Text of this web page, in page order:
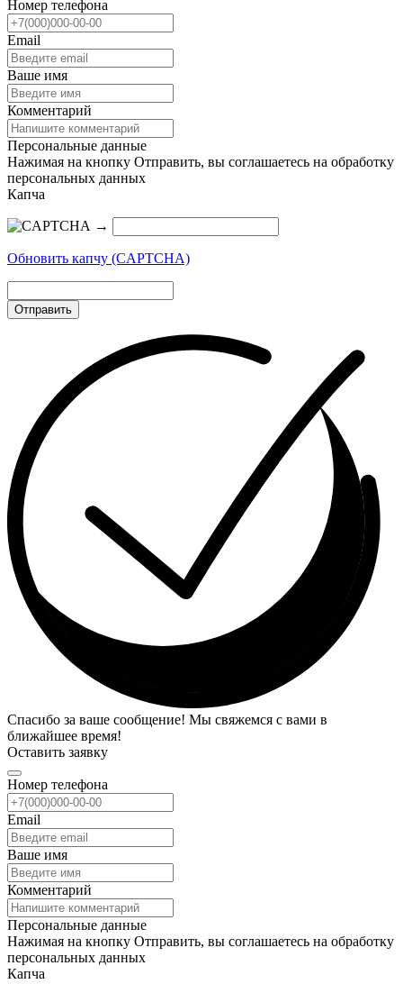
Номер телефона
Email
Ваше имя
Комментарий
Персональные данные
Нажимая на кнопку Отправить, вы соглашаетесь на обработку
персональных данных
Капча
→
Обновить капчу (CAPTCHA)
Отправить
Спасибо за ваше сообщение! Мы свяжемся с вами в
ближайшее время!
Оставить заявку
Номер телефона
Email
Ваше имя
Комментарий
Персональные данные
Нажимая на кнопку Отправить, вы соглашаетесь на обработку
персональных данных
Капча